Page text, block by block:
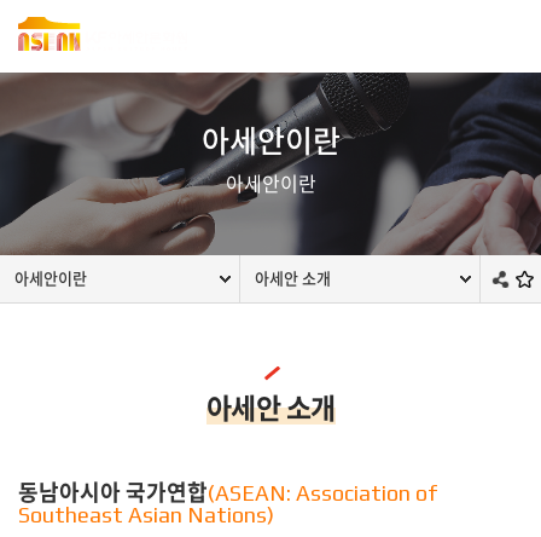
아세안이란
아세안이란
아세안이란 아세안 소개
아세안 소개
동남아시아 국가연합(ASEAN: Association of
Southeast Asian Nations)